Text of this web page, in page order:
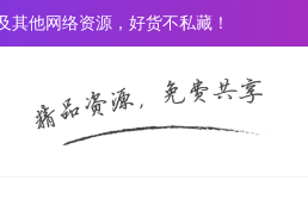
其他网络资源，好货不私藏！